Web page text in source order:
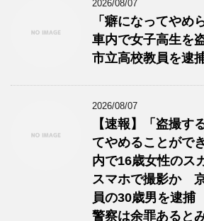
2026/08/07
「癖になってやめ
車内で女子高生を
市立高校教員を逮
2026/08/07
【速報】「盗撮す
てやめることがで
内で16歳女性のス
スマホで撮影か
員の30歳男を逮
警察は余罪あると